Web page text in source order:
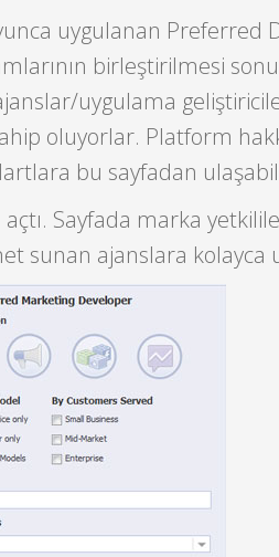
uygulanan Preferred
birleştirilmesi
uygulama
oluyorlar. Platform
bu sayfadan
Sayfada marka
sunan ajanslara kolayca